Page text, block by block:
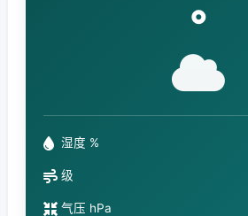
°
湿度 %
级
气压 hPa